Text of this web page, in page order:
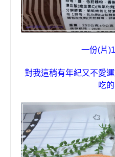
一份(片)
對我這稍有年紀又不愛
吃